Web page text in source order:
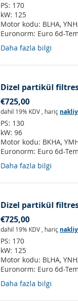
PS: 170
kW: 125
Motor kodu: BLHA,
Euronorm: Euro 6d-
Daha fazla bilgi
Dizel partikül filtresi
€725,00
dahil 19% KDV , hariç
PS: 130
kW:96
Motor kodu: BKHA,
Euronorm: Euro 6d-
Daha fazla bilgi
Dizel partikül filtresi
€725,00
dahil 19% KDV , hariç
PS: 170
kW: 125
Motor kodu: BLHA,
Euronorm: Euro 6d-
Daha fazla bilgi